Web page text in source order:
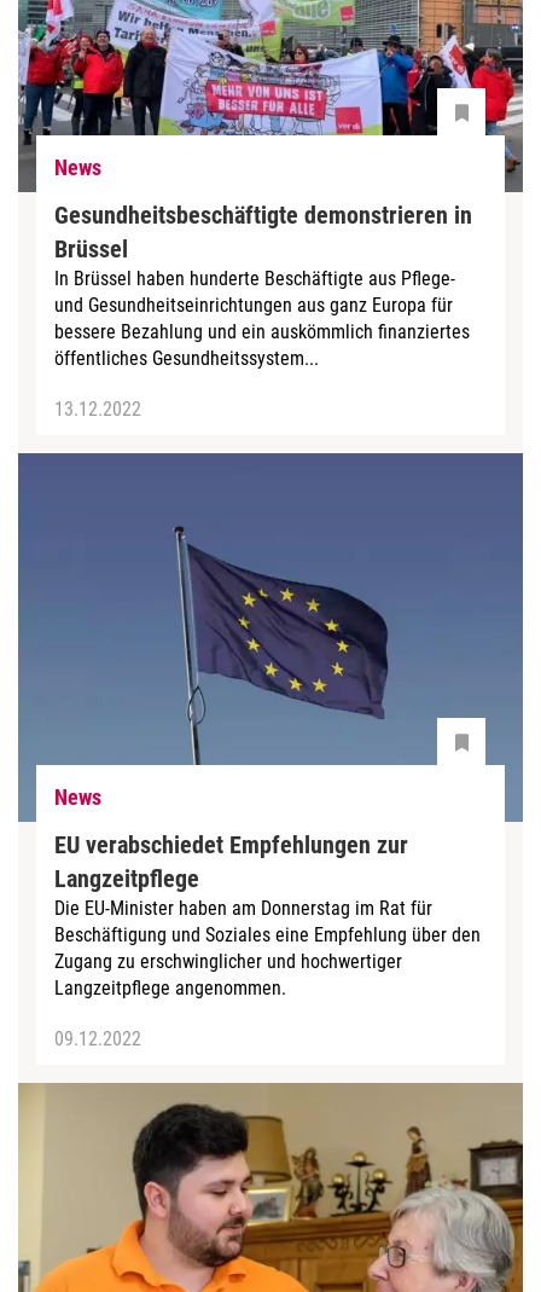
News
Gesundheitsbeschäftigte demonstrieren in
Brüssel
In Brüssel haben hunderte Beschäftigte aus Pflege-
und Gesundheitseinrichtungen aus ganz Europa für
bessere Bezahlung und ein auskömmlich finanziertes
öffentliches Gesundheitssystem...
13.12.2022
News
EU verabschiedet Empfehlungen zur
Langzeitpflege
Die EU-Minister haben am Donnerstag im Rat für
Beschäftigung und Soziales eine Empfehlung über den
Zugang zu erschwinglicher und hochwertiger
Langzeitpflege angenommen.
09.12.2022